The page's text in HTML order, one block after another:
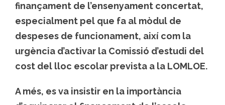
finançament de l’ensenyament concertat,
especialment pel que fa al mòdul de
despeses de funcionament, així com la
urgència d’activar la Comissió d’estudi del
cost del lloc escolar prevista a la LOMLOE.
A més, es va insistir en la importància